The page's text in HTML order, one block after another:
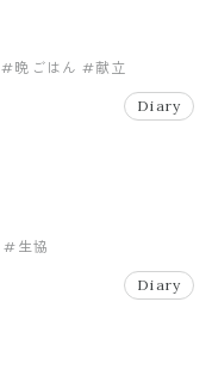
#晩ごはん #献立
Diary
#生協
Diary